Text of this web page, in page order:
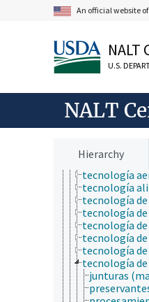
An official website
NALT
U.S.
NALT
Hierarchy
recursos
sustancias
taxonomía de
tecnología
envasado
poder de
tecnología
tecnología
tecnología
tecnología
tecnología
tecnología
tecnología
tecnología
junturas